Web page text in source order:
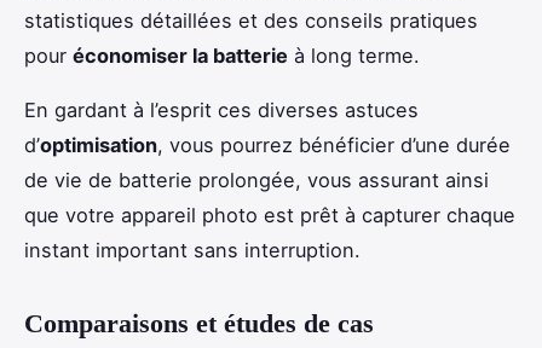
statistiques détaillées et des conseils pratiques
pour économiser la batterie à long terme.
En gardant à l’esprit ces diverses astuces
d’optimisation, vous pourrez bénéficier d’une durée
de vie de batterie prolongée, vous assurant ainsi
que votre appareil photo est prêt à capturer chaque
instant important sans interruption.
Comparaisons et études de cas